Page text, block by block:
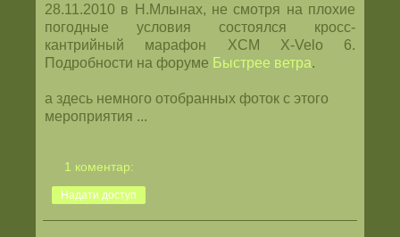
28.11.2010 в Н.Млынах, не смотря на плохие
погодные условия состоялся кросс-
кантрийный марафон XCM Х-Velo 6.
Подробности на форуме Быстрее ветра.
а здесь немного отобранных фоток с этого
мероприятия ...
1 коментар:
Надати доступ